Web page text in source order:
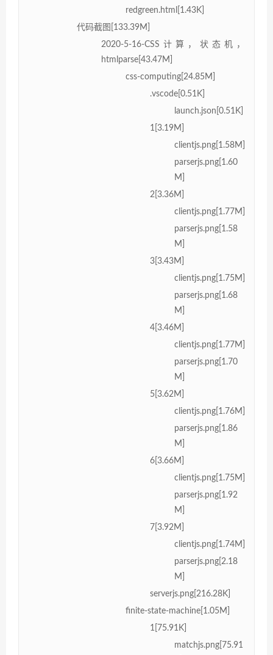
redgreen.html[1.43K]
代码截图[133.39M]
2020-5-16-CSS计算，状态机，
htmlparse[43.47M]
css-computing[24.85M]
.vscode[0.51K]
launch.json[0.51K]
1[3.19M]
clientjs.png[1.58M]
parserjs.png[1.60
M]
2[3.36M]
clientjs.png[1.77M]
parserjs.png[1.58
M]
3[3.43M]
clientjs.png[1.75M]
parserjs.png[1.68
M]
4[3.46M]
clientjs.png[1.77M]
parserjs.png[1.70
M]
5[3.62M]
clientjs.png[1.76M]
parserjs.png[1.86
M]
6[3.66M]
clientjs.png[1.75M]
parserjs.png[1.92
M]
7[3.92M]
clientjs.png[1.74M]
parserjs.png[2.18
M]
serverjs.png[216.28K]
finite-state-machine[1.05M]
1[75.91K]
matchjs.png[75.91